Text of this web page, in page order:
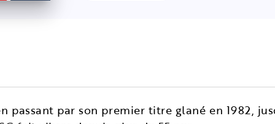
passant par son premier titre glané en 1982,